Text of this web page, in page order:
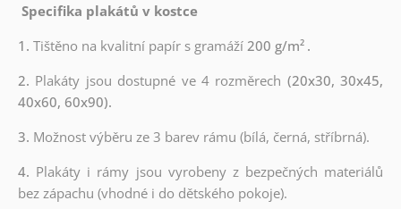
Specifika plakátů v kostce
1. Tištěno na kvalitní papír s gramáží200 g/m² .
2. Plakáty jsou dostupné ve 4 rozměrech (20x30, 30x45,
40x60, 60x90).
3. Možnost výběru ze 3 barev rámu (bílá, černá, stříbrná).
4. Plakáty i rámy jsou vyrobeny z bezpečných materiálů
bez zápachu (vhodné i do dětského pokoje).